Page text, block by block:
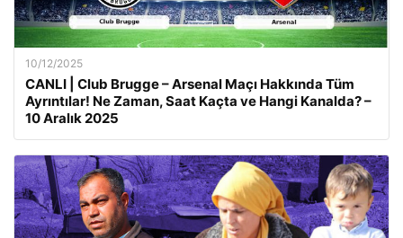
10/12/2025
CANLI | Club Brugge – Arsenal Maçı Hakkında Tüm
Ayrıntılar! Ne Zaman, Saat Kaçta ve Hangi Kanalda? –
10 Aralık 2025